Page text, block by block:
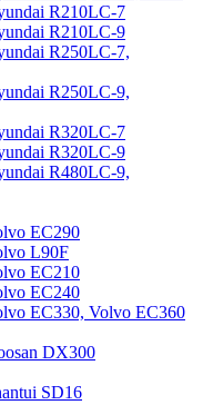
R210LC-7
R210LC-9
R250LC-7,
R250LC-9,
R320LC-7
R320LC-9
R480LC-9,
EC290
L90F
EC210
EC240
EC330, Volvo EC360
DX300
SD16